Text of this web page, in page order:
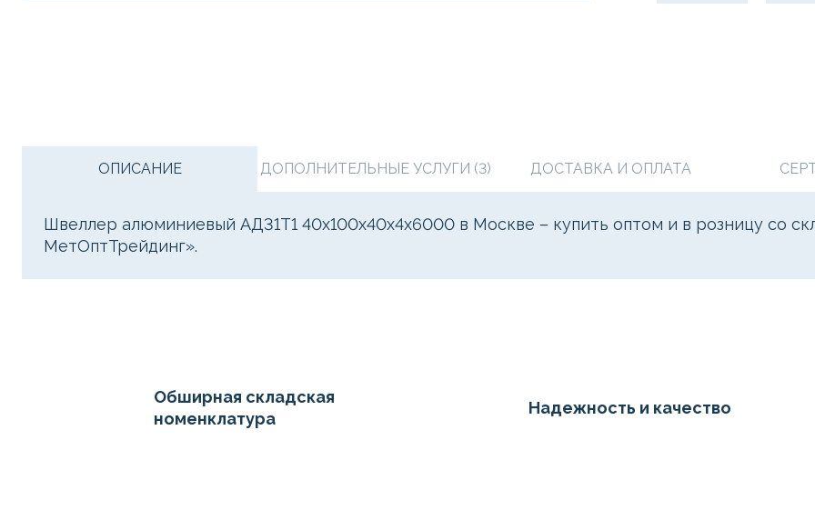
ОПИСАНИЕ ДОПОЛНИТЕЛЬНЫЕ УСЛУГИ (3) ДОСТАВКА И ОПЛАТА
Швеллер алюминиевый АД31Т1 40х100х40х4х6000 в Москве – купить оптом и в розницу со
МетОптТрейдинг».
Обширная складская
номенклатура
Надежность и качество